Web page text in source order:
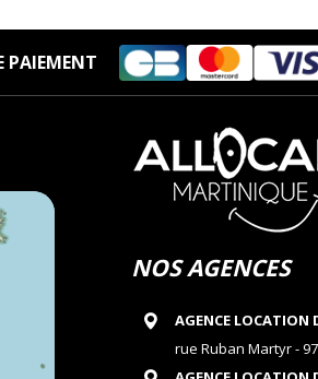
PAIEMENT
NOS AGENCES
AGENCE LOCATION
rue Ruban Martyr -